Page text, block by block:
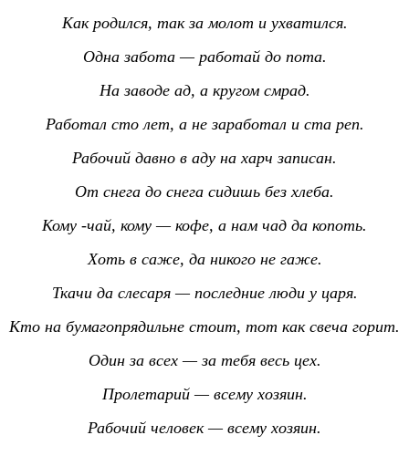
Как родился, так за молот и ухватился.
Одна забота — работай до пота.
На заводе ад, а кругом смрад.
Работал сто лет, а не заработал и ста реп.
Рабочий давно в аду на харч записан.
От снега до снега сидишь без хлеба.
Кому -чай, кому — кофе, а нам чад да копоть.
Хоть в саже, да никого не гаже.
Ткачи да слесаря — последние люди у царя.
Кто на бумагопрядильне стоит, тот как свеча горит.
Один за всех — за тебя весь цех.
Пролетарий — всему хозяин.
Рабочий человек — всему хозяин.